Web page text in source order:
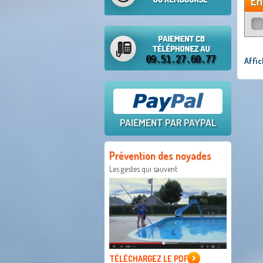
PAIEMENT PAR PAYPAL
Prévention des noyades
Les gestes qui sauvent
TÉLÉCHARGEZ LE PDF